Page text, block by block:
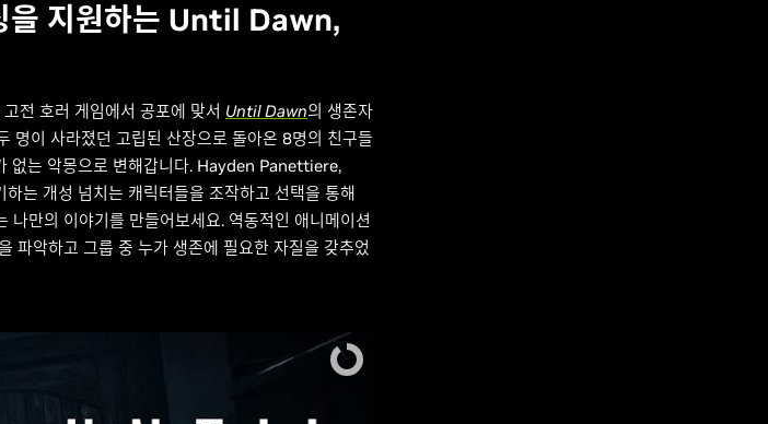
을 지원하는 Until Dawn,
전 호러 게임에서 공포에 맞서 Until Dawn의 생존자
명이 사라졌던 고립된 산장으로 돌아온 8명의 친구들
없는 악몽으로 변해갑니다. Hayden Panettiere,
는 개성 넘치는 캐릭터들을 조작하고 선택을 통해
나만의 이야기를 만들어보세요. 역동적인 애니메이션
파악하고 그룹 중 누가 생존에 필요한 자질을 갖추었